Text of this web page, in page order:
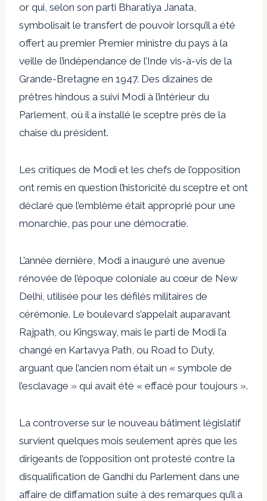
or qui, selon son parti Bharatiya Janata,
symbolisait le transfert de pouvoir lorsqu’il a été
offert au premier Premier ministre du pays à la
veille de l’indépendance de l’Inde vis-à-vis de la
Grande-Bretagne en 1947. Des dizaines de
prêtres hindous a suivi Modi à l’intérieur du
Parlement, où il a installé le sceptre près de la
chaise du président.
Les critiques de Modi et les chefs de l’opposition
ont remis en question l’historicité du sceptre et ont
déclaré que l’emblème était approprié pour une
monarchie, pas pour une démocratie.
L’année dernière, Modi a inauguré une avenue
rénovée de l’époque coloniale au cœur de New
Delhi, utilisée pour les défilés militaires de
cérémonie. Le boulevard s’appelait auparavant
Rajpath, ou Kingsway, mais le parti de Modi l’a
changé en Kartavya Path, ou Road to Duty,
arguant que l’ancien nom était un « symbole de
l’esclavage » qui avait été « effacé pour toujours ».
La controverse sur le nouveau bâtiment législatif
survient quelques mois seulement après que les
dirigeants de l’opposition ont protesté contre la
disqualification de Gandhi du Parlement dans une
affaire de diffamation suite à des remarques qu’il a